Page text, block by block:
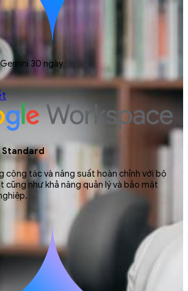
30 ngày
Standard
cộng tác và năng suất hoàn chỉnh với bộ
cũng như khả năng quản lý và bảo mật